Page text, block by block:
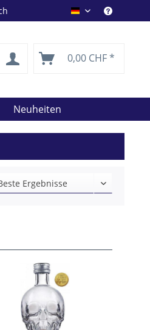
Drink Shop DE
0,00 CHF *
Neuheiten